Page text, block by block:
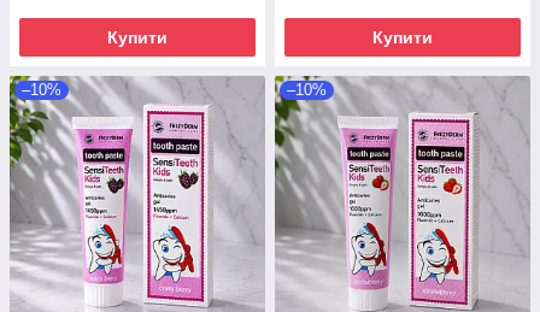
Купити Купити
–10% –10%